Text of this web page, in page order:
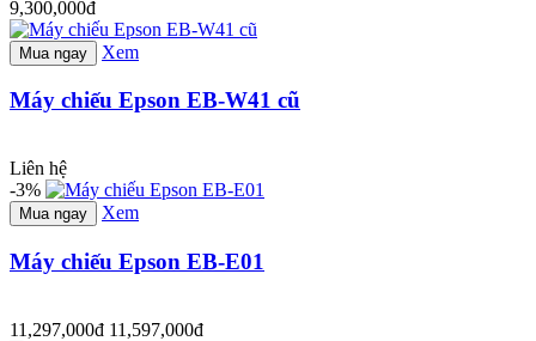
9,300,000đ
Mua ngay Xem
Máy chiếu Epson EB-W41 cũ
Liên hệ
-3%
Mua ngay Xem
Máy chiếu Epson EB-E01
11,297,000đ 11,597,000đ